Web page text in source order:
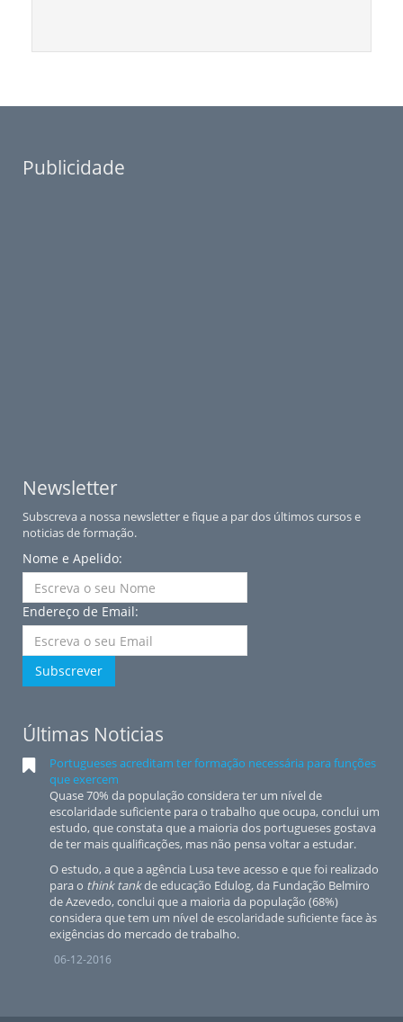
Publicidade
Newsletter
Subscreva a nossa newsletter e fique a par dos últimos cursos e
noticias de formação.
Nome e Apelido:
Endereço de Email:
Subscrever
Últimas Noticias
Portugueses acreditam ter formação necessária para funções
que exercem
Quase 70% da população considera ter um nível de
escolaridade suficiente para o trabalho que ocupa, conclui um
estudo, que constata que a maioria dos portugueses gostava
de ter mais qualificações, mas não pensa voltar a estudar.
O estudo, a que a agência Lusa teve acesso e que foi realizado
para o think tankde educação Edulog, da Fundação Belmiro
de Azevedo, conclui que a maioria da população (68%)
considera que tem um nível de escolaridade suficiente face às
exigências do mercado de trabalho.
06-12-2016